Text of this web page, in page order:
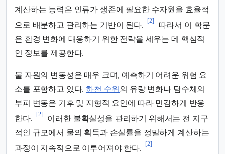
계산하는 능력은 인류가 생존에 필요한 수자원을 효율적
으로 배분하고 관리하는 기반이 된다.
[2]
따라서 이 학문
은 환경 변화에 대응하기 위한 전략을 세우는 데 핵심적
인 정보를 제공한다.
물 자원의 변동성은 매우 크며, 예측하기 어려운 위험 요
소를 포함하고 있다.하천 수위 의 유량 변화나 담수체의
부피 변동은 기후 및 지형적 요인에 따라 민감하게 반응
한다.
[2]
이러한 불확실성을 관리하기 위해서는 전 지구
적인 규모에서 물의 획득과 손실률을 정밀하게 계산하는
과정이 지속적으로 이루어져야 한다.
[2]